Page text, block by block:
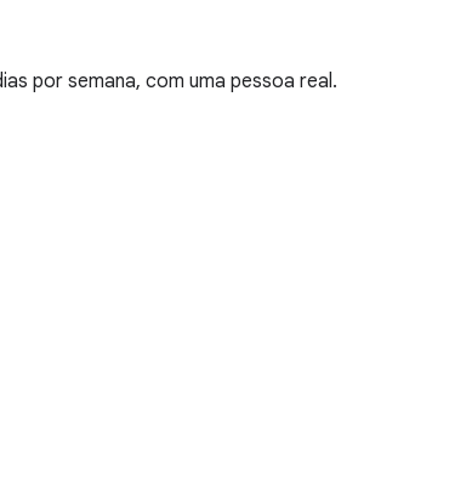
por semana, com uma pessoa real.